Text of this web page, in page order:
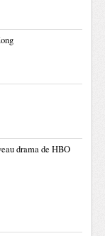
drama de HBO